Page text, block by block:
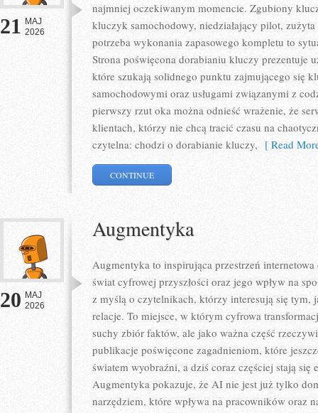
21 MAJ
2026
najmniej oczekiwanym momencie. Zgubiony
kluczyk samochodowy, niedziałający pilot,
potrzeba wykonania zapasowego kompletu to
Strona poświęcona dorabianiu kluczy prezentuje
które szukają solidnego punktu zajmującego się
samochodowymi oraz usługami związanymi z
pierwszy rzut oka można odnieść wrażenie, że
klientach, którzy nie chcą tracić czasu na
czytelna: chodzi o dorabianie kluczy, [ Read
CONTINUE
20 MAJ
2026
Augmentyka
Augmentyka to inspirująca przestrzeń
świat cyfrowej przyszłości oraz jego wpływ na
z myślą o czytelnikach, którzy interesują się tym,
relacje. To miejsce, w którym cyfrowa
suchy zbiór faktów, ale jako ważna część
publikacje poświęcone zagadnieniom, które
światem wyobraźni, a dziś coraz częściej stają się
Augmentyka pokazuje, że AI nie jest już tylko
narzędziem, które wpływa na pracowników oraz